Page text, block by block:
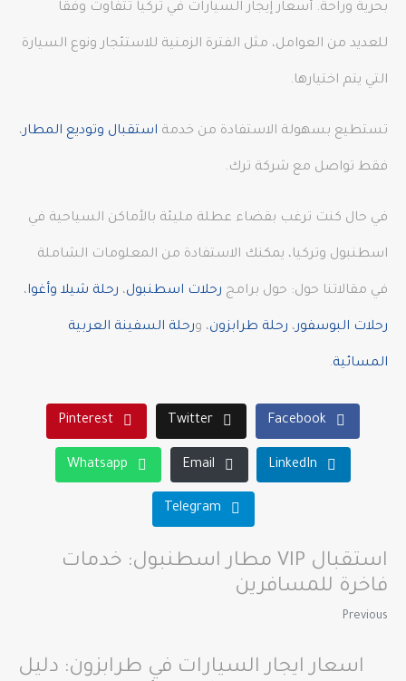
بحرية وراحة. أسعار إيجار السيارات في تركيا تتفاوت وفقًا
للعديد من العوامل، مثل الفترة الزمنية للاستئجار ونوع السيارة
التي يتم اختيارها.
تستطيع بسهولة الاستفادة من خدمة استقبال وتوديع المطار،
فقط تواصل مع شركة ترك.
في حال كنت ترغب بقضاء عطلة مليئة بالأماكن السياحية في
اسطنبول وتركيا، يمكنك الاستفادة من المعلومات الشاملة
في مقالاتنا حول: حول برامج رحلات اسطنبول، رحلة شيلا وأغوا،
رحلات البوسفور، رحلة طرابزون، ورحلة السفينة العربية
المسائية.
Facebook
Twitter
Pinterest
LinkedIn
Email
Whatsapp
Telegram
استقبال VIP مطار اسطنبول: خدمات
فاخرة للمسافرين
Previous
اسعار ايجار السيارات في طرابزون: دليل